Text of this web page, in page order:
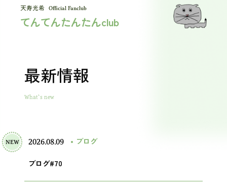
Official Fanclub
てんてんたんたんclub
最新情報
What`s new
2026.08.09 ブログ
NEW
ブログ#70